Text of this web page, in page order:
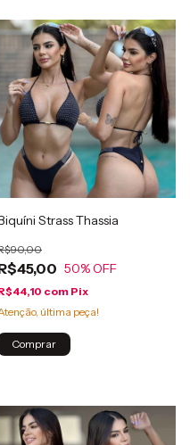
Strass Thassia
50% OFF
com Pix
última peça!
Comprar